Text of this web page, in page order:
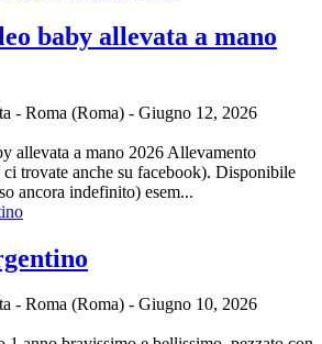
baby allevata a mano
- Roma (Roma) - Giugno 12, 2026
allevata a mano 2026 Allevamento
trovate anche su facebook). Disponibile
ancora indefinito) esem...
- Roma (Roma) - Giugno 10, 2026